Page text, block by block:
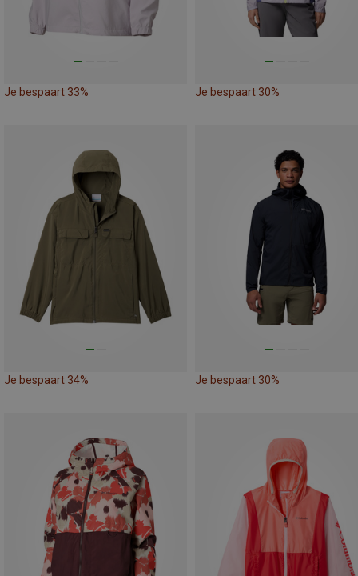
Je bespaart 33% Je bespaart 30%
Je bespaart 34% Je bespaart 30%